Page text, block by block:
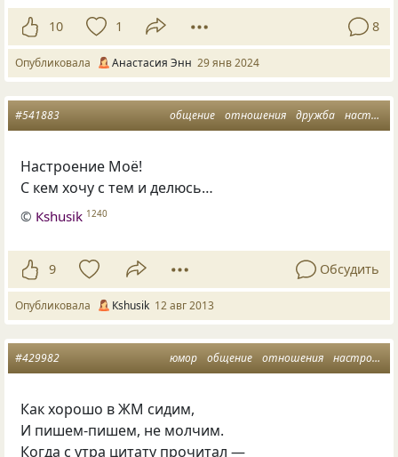
10 1 8
Опубликовала Анастасия Энн 29 янв 2024
общение отношения дружба настроение
#541883
Настроение Моё!
С кем хочу с тем и делюсь…
© Кshusik 1240
9 Обсудить
Опубликовала Кshusik 12 авг 2013
юмор общение отношения настроение
#429982
Как хорошо в ЖМ сидим,
И пишем-пишем, не молчим.
Когда с утра цитату прочитал —